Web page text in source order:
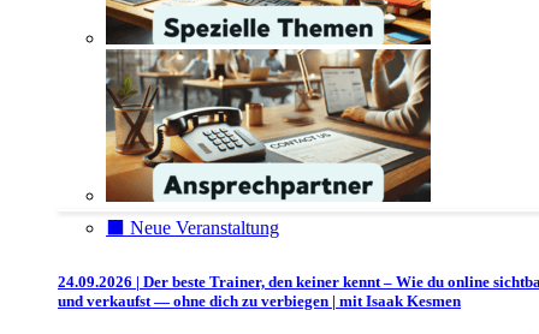
⬛️ Neue Veranstaltung
24.09.2026 | Der beste Trainer, den keiner kennt – Wie du online
und verkaufst — ohne dich zu verbiegen | mit Isaak Kesmen